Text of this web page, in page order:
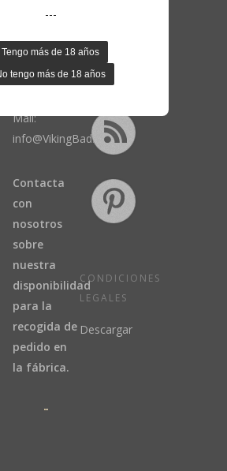
nº2, 28864,
Madrid,
España
Mail:
info@VikingBad.es
Contacta
con
nosotros
sobre
nuestra
disponibilidad
para la
recogida de
pedido en
la fábrica.
CONDICIONES
LEGALES
Descargar
---